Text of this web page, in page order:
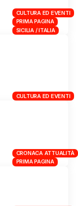
CULTURA ED EVENTI
PRIMA PAGINA
SICILIA / ITALIA
CULTURA ED EVENTI
CRONACA ATTUALITÀ
PRIMA PAGINA